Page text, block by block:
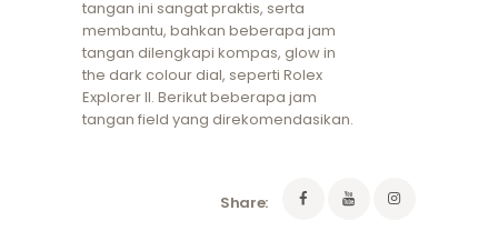
tangan ini sangat praktis, serta
membantu, bahkan beberapa jam
tangan dilengkapi kompas, glow in
the dark colour dial, seperti Rolex
Explorer II. Berikut beberapa jam
tangan field yang direkomendasikan.
Share: